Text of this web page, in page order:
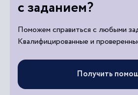
с заданием?
Поможем справиться с любыми
Квалифицированные и
Получить